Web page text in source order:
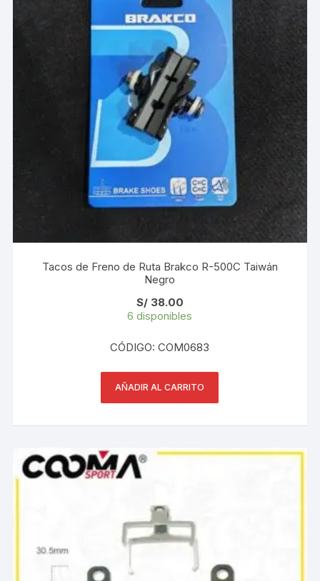
Tacos de Freno de Ruta Brakco R-500C Taiwán
Negro
S/38.00
6 disponibles
CÓDIGO: COM0683
AÑADIR AL CARRITO